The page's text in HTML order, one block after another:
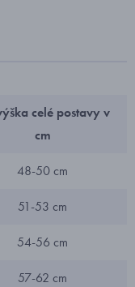
celé postavy v
cm
48-50 cm
51-53 cm
54-56 cm
57-62 cm